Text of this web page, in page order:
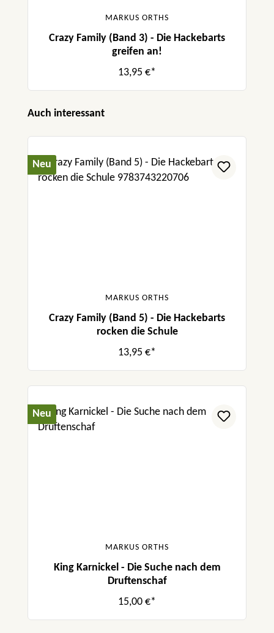
MARKUS ORTHS
Crazy Family (Band 3) - Die Hackebarts
greifen an!
13,95 €*
Produktgalerie überspringen
Auch interessant
Neu
MARKUS ORTHS
Crazy Family (Band 5) - Die Hackebarts
rocken die Schule
13,95 €*
Neu
MARKUS ORTHS
King Karnickel - Die Suche nach dem
Druftenschaf
15,00 €*